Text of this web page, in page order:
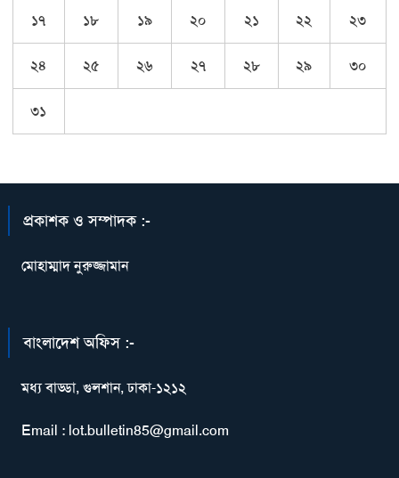
১৭ ১৮ ১৯ ২০ ২১ ২২ ২৩
২৪ ২৫ ২৬ ২৭ ২৮ ২৯ ৩০
৩১
প্রকাশক ও সম্পাদক :-
মোহাম্মাদ নুরুজ্জামান
বাংলাদেশ অফিস :-
মধ্য বাড্ডা, গুলশান, ঢাকা-১২১২
Email : lot.bulletin85@gmail.com